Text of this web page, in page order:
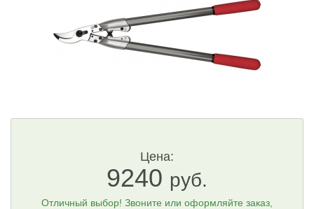
Цена:
9240 руб.
Отличный выбор! Звоните или оформляйте заказ,